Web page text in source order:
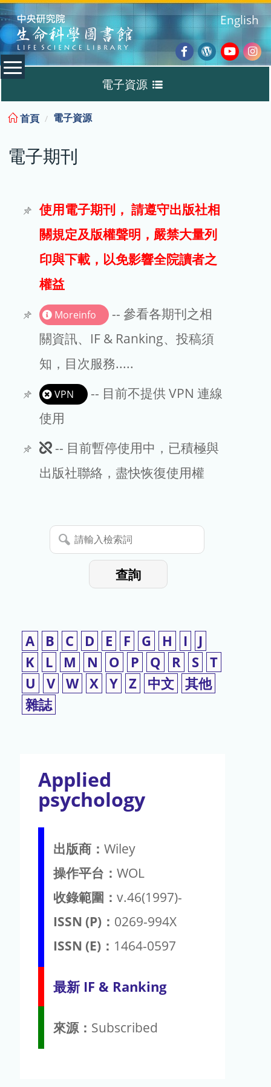
:::
Facebook
Wordpress
English
電子資源
電子期刊
試用
文章處理費
EndNote
首頁 電子資源
電子期刊
使用電子期刊， 請遵守出版社相
關規定及版權聲明，嚴禁大量列
印與下載，以免影響全院讀者之
權益
Moreinfo
-- 參看各期刊之相
關資訊、IF & Ranking、投稿須
知，目次服務.....
VPN
-- 目前不提供 VPN 連線
使用
此
期
暫
停
-- 目前暫停使用中，已積極與
出版社聯絡，盡快恢復使用權
請
輸
查詢
A B C D E F G H I
J
K
L M N O P Q R S T
U
V W X Y Z 中文 其他
雜誌
Applied
psychology
出版商： Wiley
操作平台： WOL
收錄範圍： v.46(1997)-
ISSN (P)： 0269-994X
ISSN (E)： 1464-0597
最新 IF & Ranking
來源： Subscribed